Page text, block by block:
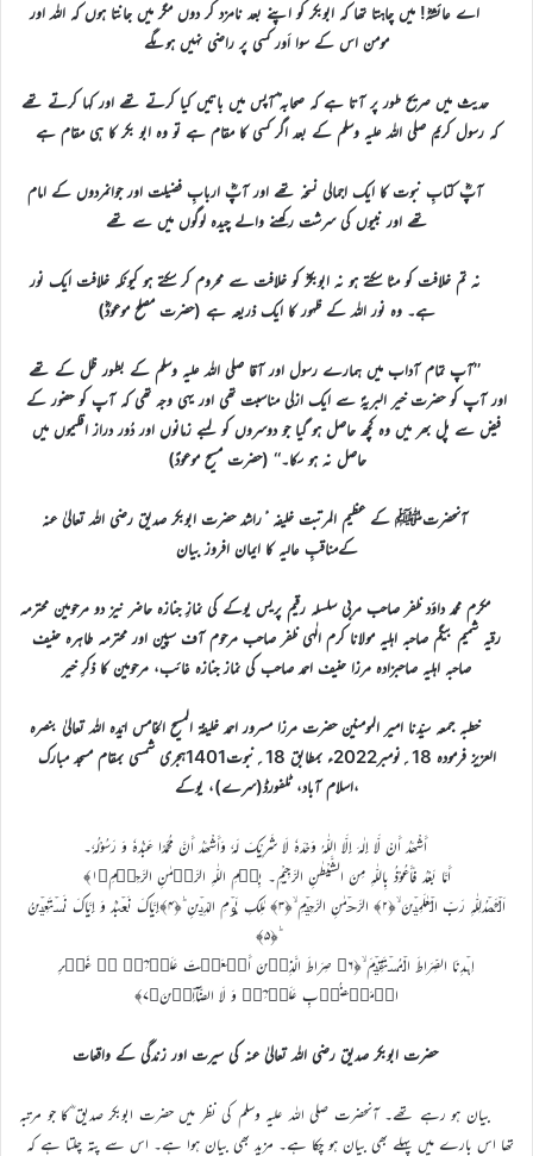
اے عائشہؓ! میں چاہتا تھا کہ ابوبکر کو اپنے بعد نامزد کر دوں مگر میں جانتا ہوں کہ اللہ اور
مومن اس کے سوا اَور کسی پر راضی نہیں ہوںگے
حدیث میں صریح طور پر آتا ہے کہ صحابہ ؓآپس میں باتیں کیا کرتے تھے اور کہا کرتے تھے
کہ رسول کریم صلی اللہ علیہ وسلم کے بعد اگر کسی کا مقام ہے تو وہ ابو بکر کا ہی مقام ہے
آپؓ کتابِ نبوت کا ایک اجمالی نسخہ تھے اور آپؓ اربابِ فضیلت اور جوانمردوں کے امام
تھے اور نبیوں کی سرشت رکھنے والے چیدہ لوگوں میں سے تھے
نہ تم خلافت کو مٹا سکتے ہو نہ ابوبکرؓ کو خلافت سے محروم کر سکتے ہو کیونکہ خلافت ایک نور
ہے۔ وہ نور اللہ کے ظہور کا ایک ذریعہ ہے (حضرت مصلح موعودؓ)
’’آپ تمام آداب میں ہمارے رسول اور آقا صلی اللہ علیہ وسلم کے بطور ظل کے تھے
اور آپ کو حضرت خیر البریہؐ سے ایک ازلی مناسبت تھی اور یہی وجہ تھی کہ آپ کو حضور کے
فیض سے پل بھر میں وہ کچھ حاصل ہو گیا جو دوسروں کو لمبے زمانوں اور دُور دراز اقلیموں میں
حاصل نہ ہو سکا۔‘‘ (حضرت مسیح موعودؑ)
آنحضرتﷺ کے عظیم المرتبت خلیفہ ٔراشد حضرت ابوبکر صدیق رضی اللہ تعالیٰ عنہ
کےمناقبِ عالیہ کا ایمان افروز بیان
مکرم محمد داؤد ظفر صاحب مربی سلسلہ رقیم پریس یوکے کی نمازِ جنازہ حاضر نیز دو مرحومین محترمہ
رقیہ شمیم بیگم صاحبہ اہلیہ مولانا کرم الٰہی ظفر صاحب مرحوم آف سپین اور محترمہ طاہرہ حنیف
صاحبہ اہلیہ صاحبزادہ مرزا حنیف احمد صاحب کی نماز جنازہ غائب، مرحومین کا ذکرِ خیر
خطبہ جمعہ سیّدنا امیر المومنین حضرت مرزا مسرور احمد خلیفۃ المسیح الخامس ایّدہ اللہ تعالیٰ بنصرہ
العزیز فرمودہ 18؍نومبر2022ء بمطابق 18؍نبوت1401ہجری شمسی بمقام مسجد مبارک
،اسلام آباد، ٹلفورڈ(سرے)، یوکے
أَشْھَدُ أَنْ لَّا إِلٰہَ إِلَّا اللّٰہُ وَحْدَہٗ لَا شَرِيْکَ لَہٗ وَأَشْھَدُ أَنَّ مُحَمَّدًا عَبْدُہٗ وَ رَسُوْلُہٗ۔
أَمَّا بَعْدُ فَأَعُوْذُ بِاللّٰہِ مِنَ الشَّيْطٰنِ الرَّجِيْمِ۔ بِسۡمِ اللّٰہِ الرَّحۡمٰنِ الرَّحِیۡمِ﴿۱﴾
اَلۡحَمۡدُلِلّٰہِ رَبِّ الۡعٰلَمِیۡنَ ۙ﴿۲﴾ الرَّحۡمٰنِ الرَّحِیۡمِ ۙ﴿۳﴾ مٰلِکِ یَوۡمِ الدِّیۡنِ ؕ﴿۴﴾إِیَّاکَ نَعۡبُدُ وَ إِیَّاکَ نَسۡتَعِیۡنُ
ؕ﴿۵﴾
اِہۡدِنَا الصِّرَاطَ الۡمُسۡتَقِیۡمَ ۙ﴿۶﴾ صِرَاطَ الَّذِیۡنَ أَنۡعَمۡتَ عَلَیۡہِمۡ ۬ۙ غَیۡرِ
الۡمَغۡضُوۡبِ عَلَیۡہِمۡ وَ لَا الضَّآلِّیۡنَ﴿۷﴾
حضرت ابوبکر صدیق رضی اللہ تعالیٰ عنہ کی سیرت اور زندگی کے واقعات
بیان ہو رہے تھے۔ آنحضرت صلی اللہ علیہ وسلم کی نظر میں حضرت ابوبکر صدیق ؓکا جو مرتبہ
تھا اس بارے میں پہلے بھی بیان ہو چکا ہے۔ مزید بھی بیان ہوا ہے۔ اس سے پتہ چلتا ہے کہ